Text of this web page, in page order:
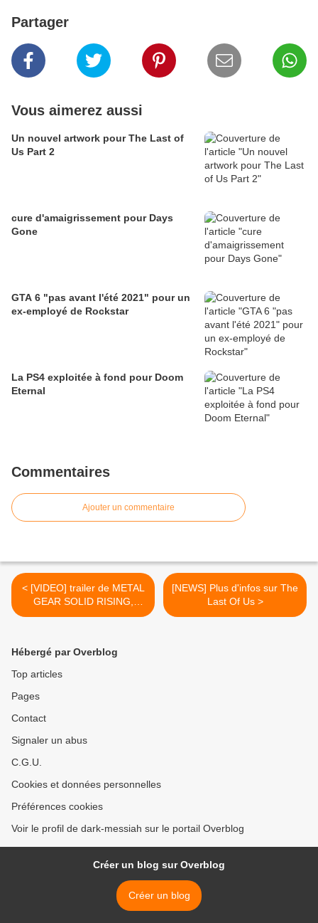
Partager
Vous aimerez aussi
Un nouvel artwork pour The Last of
Us Part 2
cure d'amaigrissement pour Days
Gone
GTA 6 "pas avant l'été 2021" pour un
ex-employé de Rockstar
La PS4 exploitée à fond pour Doom
Eternal
Commentaires
Ajouter un commentaire
< [VIDEO] trailer de METAL
GEAR SOLID RISING,
Platinum games récupère le
[NEWS] Plus d'infos sur The
Last Of Us >
Hébergé par Overblog
Top articles
Pages
Contact
Signaler un abus
C.G.U.
Cookies et données personnelles
Préférences cookies
Voir le profil de dark-messiah sur le portail Overblog
Créer un blog sur Overblog
Créer un blog